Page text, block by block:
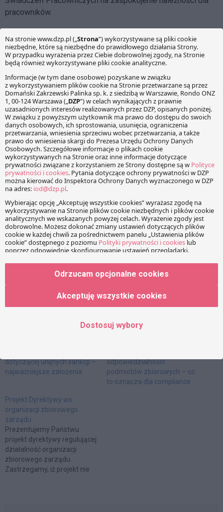
pracowników.
Podsumowanie
Nowelizacja ma być odpowiedzią na potrzeby wynikłe z
praktyki stosowania ustawy przez ostatnie tygodnie. Celem
przepisów ma być rozwiązanie problemów związanych z
funkcjonowaniem przedsiębiorstw objętych sankcjami, które
wpływają także na ich pracowników i kontrahentów. Zmiana
przepisów daje daleko idące uprawnienia związane z
przymusową sprzedażą lub uwłaszczeniem
przedsiębiorstwa i dopiero praktyka stosowania pokaże, czy
realizacja przepisów będzie zgodna z ich założeniem.
Facebook Share on X LinkedIn
WhatsApp Email Copy Link
PRZECZYTAJ RÓWNIEŻ:
dotyczącej unijnych sankcji –
najważniejsze założenia
odpowiedzialności
podmiotów zbiorowych – co
to oznacza dla compliance
Projekt Dyrektywy ws.
organizacji zbiorowego
zarządu
Prezentujemy Państwu
projekt dyrektywy regulującej
działalność organizacji
zbiorowego zarządu.
Zastrzegamy, iż projekt nie
Odrzucam opcjonalne cookies
Akceptuję wszystkie cookies
Dostosuj wybory